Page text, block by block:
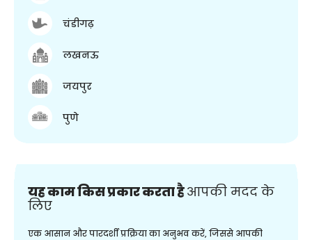
चंडीगढ़
लखनऊ
जयपुर
पुणे
यह काम किस प्रकार करता हैआपकी मदद के
लिए
एक आसान और पारदर्शी प्रक्रिया का अनुभव करें, जिससे आपकी